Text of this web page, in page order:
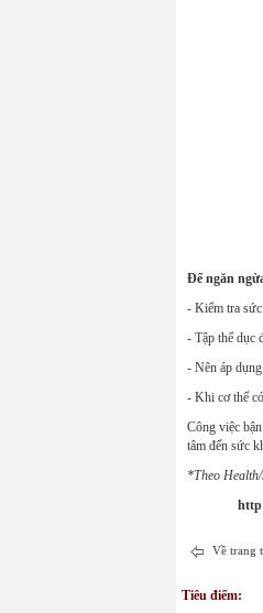
Để ngăn
- Kiểm tra
- Tập thể dục
- Nên áp
- Khi cơ thể
Công việc
tâm đến sức
*Theo
Về trang
Tiêu điểm: